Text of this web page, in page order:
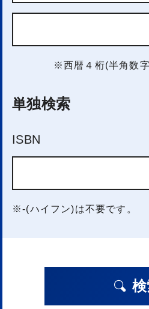
※西暦４桁(半角数
単独検索
ISBN
※-(ハイフン)は不要です。